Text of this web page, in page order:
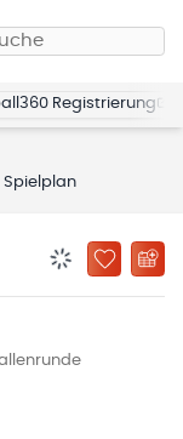
Registrierung
Spielplan
ZU